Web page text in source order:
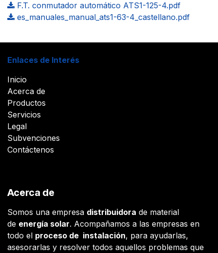
F.T. conmutador automático ATS1-125-4.pdf
es_manuales_manual_ats1-63-4_castellano.pdf
Enlaces de Interés
Inicio
Acerca de
Productos
Servicios
Legal
Subvenciones
Contáctenos
Acerca de
Somos una empresa distribuidora de material
de energía solar. Acompañamos a las empresas en
todo el proceso de instalación, para ayudarlas,
asesorarlas y resolver todos aquellos problemas que